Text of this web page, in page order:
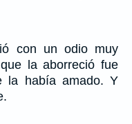
con un odio muy
la aborreció fue
la había amado. Y